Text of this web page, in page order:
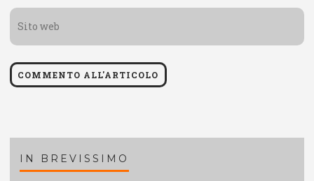
web
IN BREVISSIMO